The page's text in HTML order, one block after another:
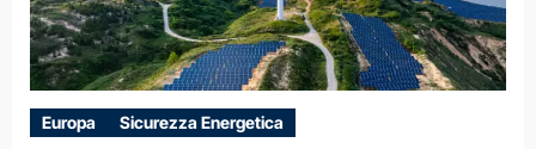
Europa Sicurezza Energetica